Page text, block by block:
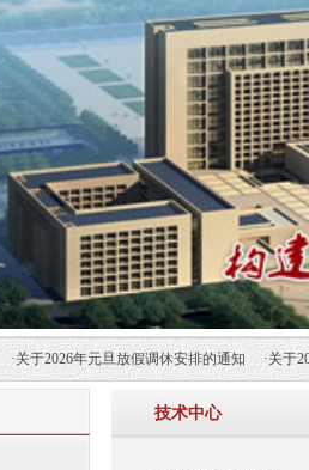
关于2026年元旦放假调休安排的通知· 关于
技术中心